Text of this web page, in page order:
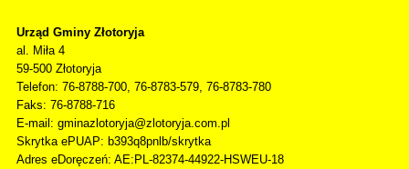
Urząd Gminy Złotoryja
al. Miła 4
59-500 Złotoryja
Telefon: 76-8788-700, 76-8783-579, 76-8783-780
Faks: 76-8788-716
E-mail: gminazlotoryja@zlotoryja.com.pl
Skrytka ePUAP: b393q8pnlb/skrytka
Adres eDoręczeń: AE:PL-82374-44922-HSWEU-18